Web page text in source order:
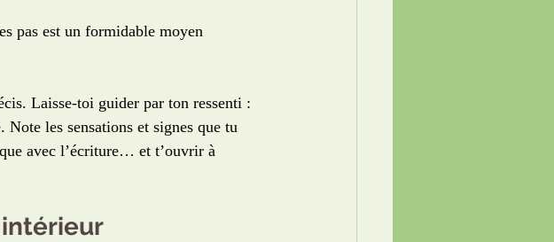
pas est un formidable moyen
Laisse-toi guider par ton ressenti :
les sensations et signes que tu
avec l’écriture… et t’ouvrir à
intérieur